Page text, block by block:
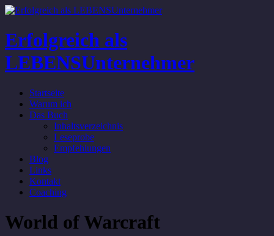
Erfolgreich als
LEBENSUnternehmer
Startseite
Warum ich
Das Buch
Inhaltsverzeichnis
Leseprobe
Empfehlungen
Blog
Links
Kontakt
Coaching
World of Warcraft